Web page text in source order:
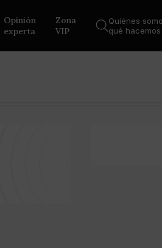
Opinión
experta
Zona
VIP
Quiénes
qué hacemos